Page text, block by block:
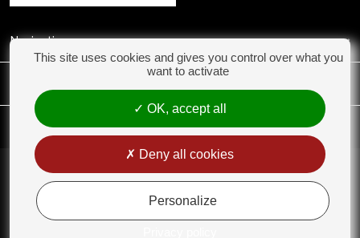
Navigation
Mon compte
Conditions Générales de Vente
Rétractation
Mentions légales
This site uses cookies and gives you control over what you
want to activate
OK, accept all
Deny all cookies
Personalize